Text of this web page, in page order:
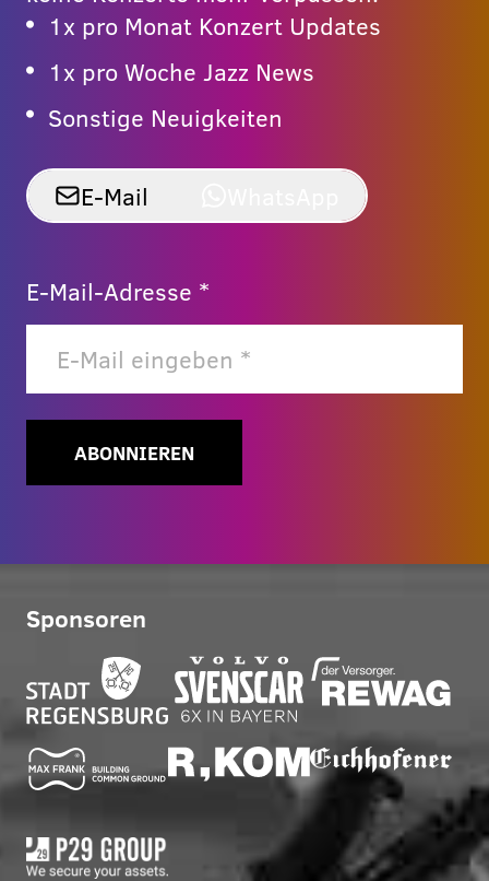
1x pro Monat Konzert Updates
1x pro Woche Jazz News
Sonstige Neuigkeiten
E-Mail
E-Mail-Adresse *
ABONNIEREN
Sponsoren